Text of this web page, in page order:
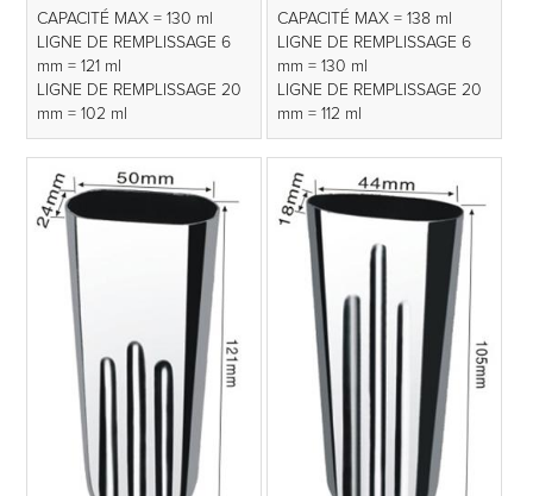
CAPACITÉ MAX = 130 ml
LIGNE DE REMPLISSAGE 6
mm = 121 ml
LIGNE DE REMPLISSAGE 20
mm = 102 ml
CAPACITÉ MAX = 138 ml
LIGNE DE REMPLISSAGE 6
mm = 130 ml
LIGNE DE REMPLISSAGE 20
mm = 112 ml